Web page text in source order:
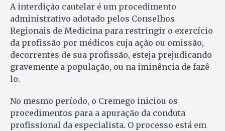
A interdição cautelar é um procedimento
administrativo adotado pelos Conselhos
Regionais de Medicina para restringir o exercício
da profissão por médicos cuja ação ou omissão,
decorrentes de sua profissão, esteja prejudicando
gravemente a população, ou na iminência de fazê-
lo.
No mesmo período, o Cremego iniciou os
procedimentos para a apuração da conduta
profissional da especialista. O processo está em